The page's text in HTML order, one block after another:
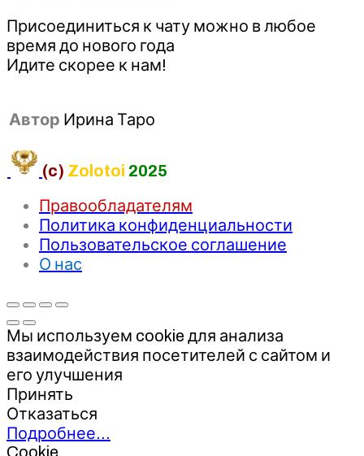
Присоединиться к чату можно в любое
время до нового года
Идите скорее к нам!
Автор Ирина Таро
(c) Zolotoi 2025
Правообладателям
Политика конфиденциальности
Пользовательское соглашение
О нас
Мы используем cookie для анализа
взаимодействия посетителей с сайтом и
его улучшения
Принять
Отказаться
Подробнее…
Cookie